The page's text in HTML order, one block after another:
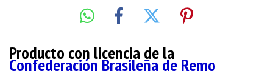
Producto con licencia de la
Confederación Brasileña de Remo